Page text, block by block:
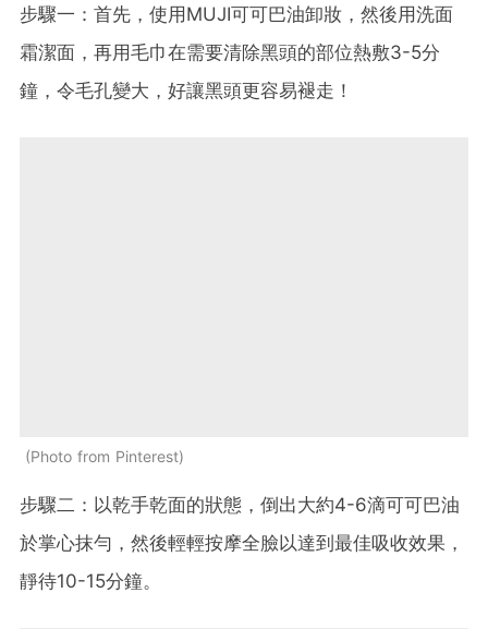
步驟一：首先，使用MUJI可可巴油卸妝，然後用洗面
霜潔面，再用毛巾在需要清除黑頭的部位熱敷3-5分
鐘，令毛孔變大，好讓黑頭更容易褪走！
Photo from Pinterest
步驟二：以乾手乾面的狀態，倒出大約4-6滴可可巴油
於掌心抹勻，然後輕輕按摩全臉以達到最佳吸收效果，
靜待10-15分鐘。